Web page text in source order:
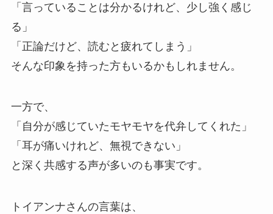
「言っていることは分かるけれど、少し強く感じ
る」
「正論だけど、読むと疲れてしまう」
そんな印象を持った方もいるかもしれません。
一方で、
「自分が感じていたモヤモヤを代弁してくれた」
「耳が痛いけれど、無視できない」
と深く共感する声が多いのも事実です。
トイアンナさんの言葉は、